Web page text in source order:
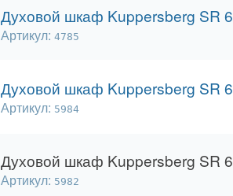
Духовой шкаф Kuppersberg SR
Артикул: 4785
Духовой шкаф Kuppersberg SR
Артикул: 5984
Духовой шкаф Kuppersberg SR
Артикул: 5982